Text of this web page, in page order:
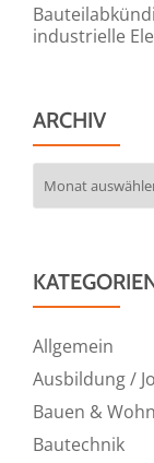
industrielle
ARCHIV
Allgemein
Ausbildung /
Bauen &
Bautechnik